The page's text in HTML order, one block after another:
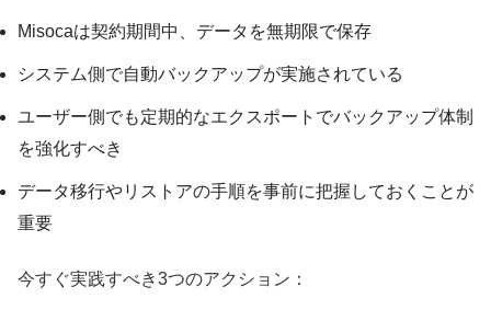
Misocaは契約期間中、データを無期限で保存
システム側で自動バックアップが実施されている
ユーザー側でも定期的なエクスポートでバックアップ体制
を強化すべき
データ移行やリストアの手順を事前に把握しておくことが
重要
今すぐ実践すべき3つのアクション：